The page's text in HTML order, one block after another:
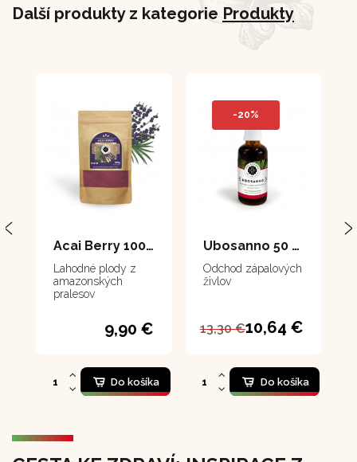
Další produkty z kategorie Produkty
Acai Berry 100 g
Lahodné plody z
amazonských
pralesov
9,90 €
Do košíka
-20%
Ubosanno 50 ml
Odchod zápalových
živlov
13,30 €10,64 €
Do košíka